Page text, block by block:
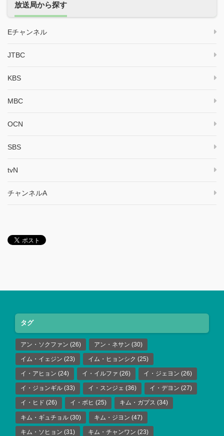
放送局から探す
Eチャンネル
JTBC
KBS
MBC
OCN
SBS
tvN
チャンネルA
タグ
アン・ソクファン (26) アン・ネサン (30)
イム・イェジン (23) イム・ヒョンシク (25)
イ・アヒョン (24) イ・イルファ (26) イ・ジェヨン (26)
イ・ジョンギル (33) イ・スンジェ (36) イ・デヨン (27)
イ・ヒド (26) イ・ボヒ (25) キム・ガプス (34)
キム・ギュチョル (30) キム・ジヨン (47)
キム・ソヒョン (31) キム・チャンワン (23)